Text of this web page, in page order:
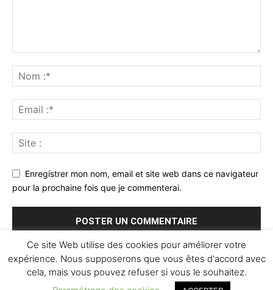
Enregistrer mon nom, email et site web dans ce navigateur
pour la prochaine fois que je commenterai.
Ce site Web utilise des cookies pour améliorer votre
expérience. Nous supposerons que vous êtes d'accord avec
cela, mais vous pouvez refuser si vous le souhaitez.